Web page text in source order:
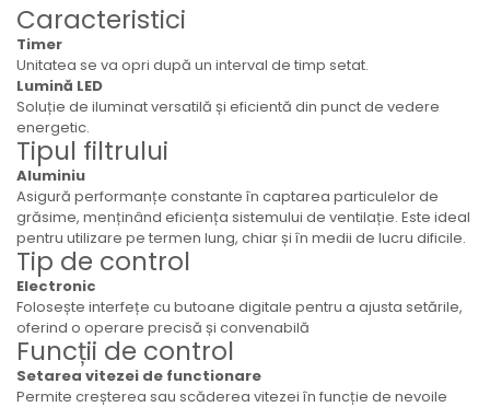
Caracteristici
Timer
Unitatea se va opri după un interval de timp setat.
Lumină LED
Soluție de iluminat versatilă și eficientă din punct de vedere
energetic.
Tipul filtrului
Aluminiu
Asigură performanțe constante în captarea particulelor de
grăsime, menținând eficiența sistemului de ventilație. Este ideal
pentru utilizare pe termen lung, chiar și în medii de lucru dificile.
Tip de control
Electronic
Folosește interfețe cu butoane digitale pentru a ajusta setările,
oferind o operare precisă și convenabilă
Funcții de control
Setarea vitezei de functionare
Permite creșterea sau scăderea vitezei în funcție de nevoile